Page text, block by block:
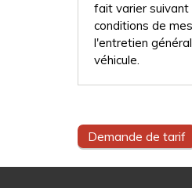
fait varier suivant
conditions de
l'entretien
véhicule.
Demande de tarif